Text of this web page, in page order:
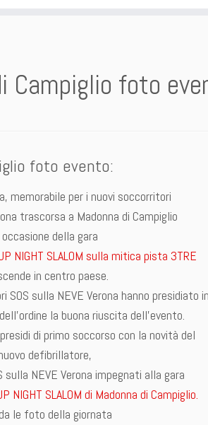
Campiglio foto
foto evento:
memorabile per i nuovi soccorritori
trascorsa a Madonna di Campiglio
occasione della gara
NIGHT SLALOM sulla mitica pista 3TRE
in centro paese.
SOS sulla NEVE Verona hanno presidiato
la buona riuscita dell’evento.
di primo soccorso con la novità del
defibrillatore,
sulla NEVE Verona impegnati alla gara
NIGHT SLALOM di Madonna di Campiglio.
le foto della giornata